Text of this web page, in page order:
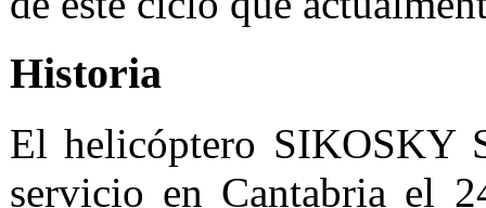
Historia
El helicóptero SIKOSKY
servicio en Cantabria el